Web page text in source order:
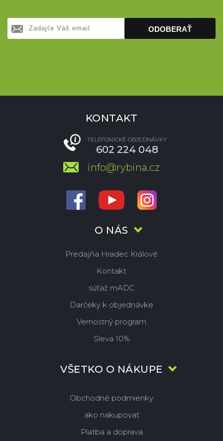
ODOBERAŤ
O NÁS
Predajňa Hradec Králové
Kontakt
súťaž mADC
Darčeky k objednávke
Vernostný program
Sleva 10%
VŠETKO O NÁKUPE
Obchodné podmienky
ako nakupovať
Platba a doprava
KONTAKT
TELEFONICKÉ OBJEDNÁVKY
602 224 048
info@rybina.cz